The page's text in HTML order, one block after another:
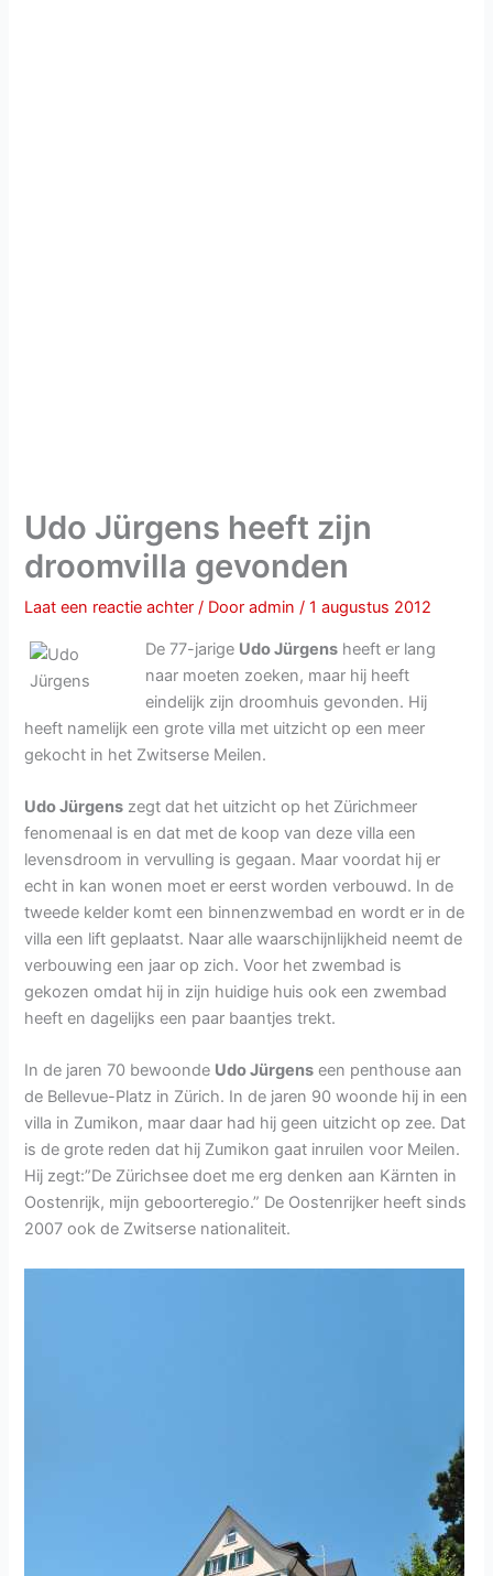
Udo Jürgens heeft zijn
droomvilla gevonden
Laat een reactie achter / Dooradmin/1 augustus 2012
De 77-jarige Udo Jürgens heeft er lang
naar moeten zoeken, maar hij heeft
eindelijk zijn droomhuis gevonden. Hij
heeft namelijk een grote villa met uitzicht op een meer
gekocht in het Zwitserse Meilen.
Udo Jürgens zegt dat het uitzicht op het Zürichmeer
fenomenaal is en dat met de koop van deze villa een
levensdroom in vervulling is gegaan. Maar voordat hij er
echt in kan wonen moet er eerst worden verbouwd. In de
tweede kelder komt een binnenzwembad en wordt er in de
villa een lift geplaatst. Naar alle waarschijnlijkheid neemt de
verbouwing een jaar op zich. Voor het zwembad is
gekozen omdat hij in zijn huidige huis ook een zwembad
heeft en dagelijks een paar baantjes trekt.
In de jaren 70 bewoonde Udo Jürgens een penthouse aan
de Bellevue-Platz in Zürich. In de jaren 90 woonde hij in een
villa in Zumikon, maar daar had hij geen uitzicht op zee. Dat
is de grote reden dat hij Zumikon gaat inruilen voor Meilen.
Hij zegt:”De Zürichsee doet me erg denken aan Kärnten in
Oostenrijk, mijn geboorteregio.” De Oostenrijker heeft sinds
2007 ook de Zwitserse nationaliteit.